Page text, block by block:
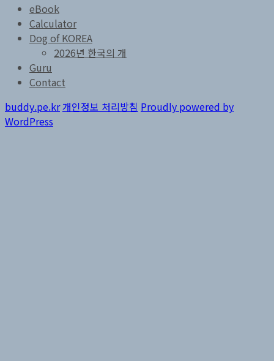
eBook
Calculator
Dog of KOREA
2026년 한국의 개
Guru
Contact
buddy.pe.kr개인정보 처리방침 Proudly powered by
WordPress